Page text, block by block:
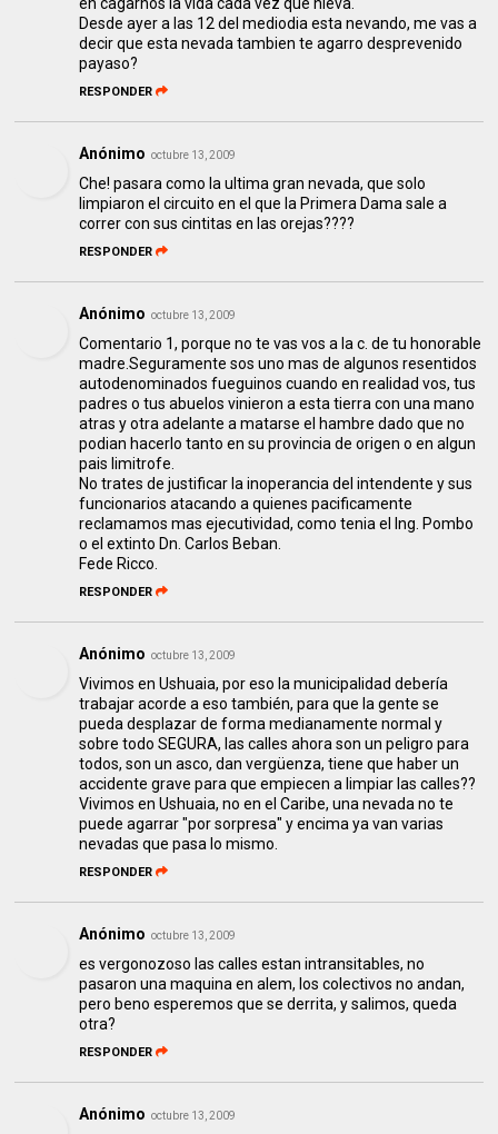
en cagarnos la vida cada vez que nieva.
Desde ayer a las 12 del mediodia esta nevando, me vas a
decir que esta nevada tambien te agarro desprevenido
payaso?
RESPONDER
Anónimo octubre 13, 2009
Che! pasara como la ultima gran nevada, que solo
limpiaron el circuito en el que la Primera Dama sale a
correr con sus cintitas en las orejas????
RESPONDER
Anónimo octubre 13, 2009
Comentario 1, porque no te vas vos a la c. de tu honorable
madre.Seguramente sos uno mas de algunos resentidos
autodenominados fueguinos cuando en realidad vos, tus
padres o tus abuelos vinieron a esta tierra con una mano
atras y otra adelante a matarse el hambre dado que no
podian hacerlo tanto en su provincia de origen o en algun
pais limitrofe.
No trates de justificar la inoperancia del intendente y sus
funcionarios atacando a quienes pacificamente
reclamamos mas ejecutividad, como tenia el Ing. Pombo
o el extinto Dn. Carlos Beban.
Fede Ricco.
RESPONDER
Anónimo octubre 13, 2009
Vivimos en Ushuaia, por eso la municipalidad debería
trabajar acorde a eso también, para que la gente se
pueda desplazar de forma medianamente normal y
sobre todo SEGURA, las calles ahora son un peligro para
todos, son un asco, dan vergüenza, tiene que haber un
accidente grave para que empiecen a limpiar las calles??
Vivimos en Ushuaia, no en el Caribe, una nevada no te
puede agarrar "por sorpresa" y encima ya van varias
nevadas que pasa lo mismo.
RESPONDER
Anónimo octubre 13, 2009
es vergonozoso las calles estan intransitables, no
pasaron una maquina en alem, los colectivos no andan,
pero beno esperemos que se derrita, y salimos, queda
otra?
RESPONDER
Anónimo octubre 13, 2009